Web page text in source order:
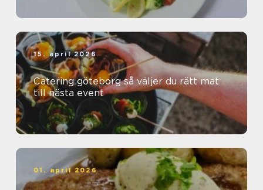
15. april 2026
Catering göteborg så väljer du rätt mat
till nästa event
01. april 2026